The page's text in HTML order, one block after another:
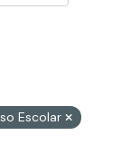
Escolar